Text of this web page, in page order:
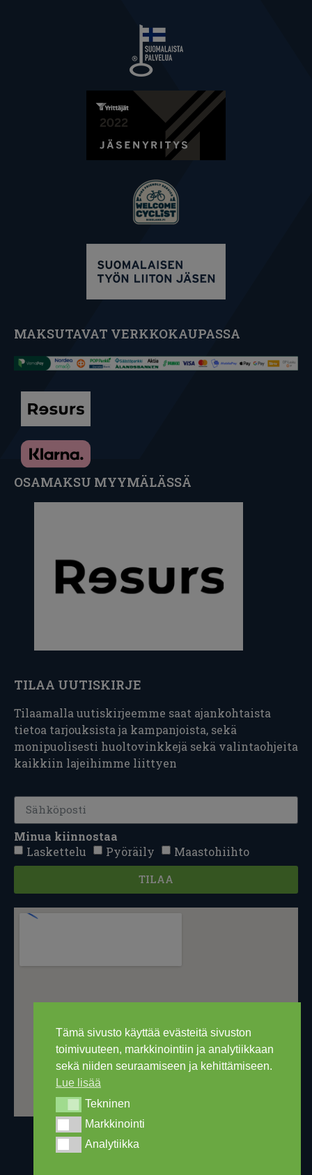
Tämä sivusto käyttää evästeitä sivuston
toimivuuteen, markkinointiin ja analytiikkaan
sekä niiden seuraamiseen ja kehittämiseen.
Lue lisää
TekninenTekninen
MarkkinointiMarkkinointi
AnalytiikkaAnalytiikka
MAKSUTAVAT VERKKOKAUPASSA
OSAMAKSU MYYMÄLÄSSÄ
TILAA UUTISKIRJE
Tilaamalla uutiskirjeemme saat ajankohtaista
tietoa tarjouksista ja kampanjoista, sekä
monipuolisesti huoltovinkkejä sekä valintaohjeita
kaikkiin lajeihimme liittyen
Minua kiinnostaa
Laskettelu
Pyöräily Maastohiihto
TILAA